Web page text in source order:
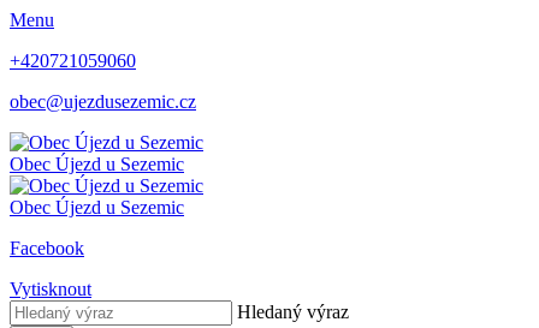
Menu
+420721059060
obec@ujezdusezemic.cz
Obec Újezd u Sezemic
Obec Újezd u Sezemic
Facebook
Vytisknout
Hledaný výraz